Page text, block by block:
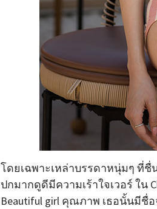
โดยเฉพาะเหล่าบรรดาหนุ่มๆ ที่
ปกมากดูดีมีความเร้าใจเวอร์ ใน
Beautiful girl คุณภาพ เธอนั้นมีชื่อ